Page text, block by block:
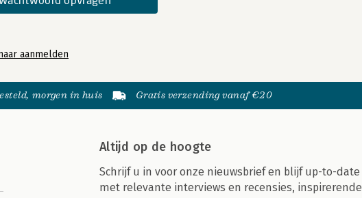
aanmelden
morgen in huis Gratis verzending vanaf €20
Altijd op de hoogte
Schrijf u in voor onze nieuwsbrief en blijf up-to-date
met relevante interviews en recensies, inspirerende